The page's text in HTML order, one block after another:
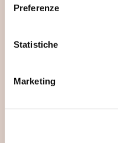
Preferenze
Statistiche
Marketing